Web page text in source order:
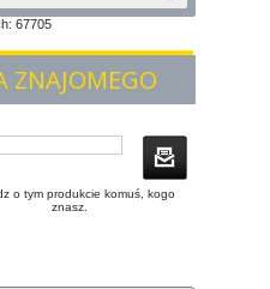
67705
ZNAJOMEGO
o tym produkcie komuś, kogo
znasz.